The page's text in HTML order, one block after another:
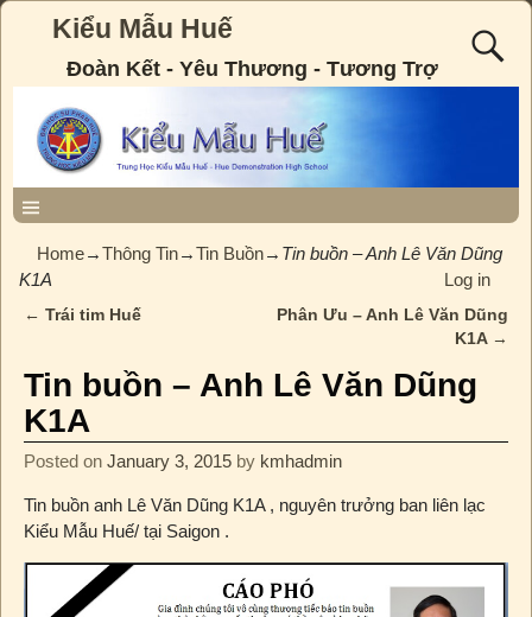
Kiểu Mẫu Huế
Đoàn Kết - Yêu Thương - Tương Trợ
Home→Thông Tin→Tin Buồn→ Tin buồn – Anh Lê Văn Dũng
K1A
Log in
← Trái tim Huế
Phân Ưu – Anh Lê Văn Dũng
K1A →
Tin buồn – Anh Lê Văn Dũng
K1A
Posted on January 3, 2015 by kmhadmin
Tin buồn anh Lê Văn Dũng K1A , nguyên trưởng ban liên lạc
Kiểu Mẫu Huế/ tại Saigon .